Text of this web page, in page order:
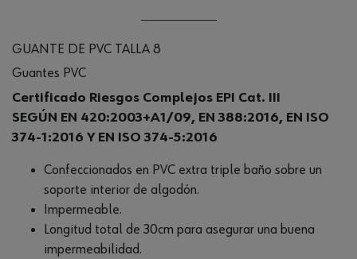
GUANTE DE PVC TALLA 8
Guantes PVC
Certificado Riesgos Complejos EPI Cat. III
SEGÚN EN 420:2003+A1/09, EN 388:2016, EN ISO
374-1:2016 Y EN ISO 374-5:2016
Confeccionados en PVC extra triple baño sobre un
soporte interior de algodón.
Impermeable.
Longitud total de 30cm para asegurar una buena
impermeabilidad.